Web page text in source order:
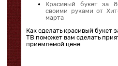
Красивый букет за
своими руками от
марта
Как сделать красивый букет
ТВ поможет вам сделать
приемлемой цене.